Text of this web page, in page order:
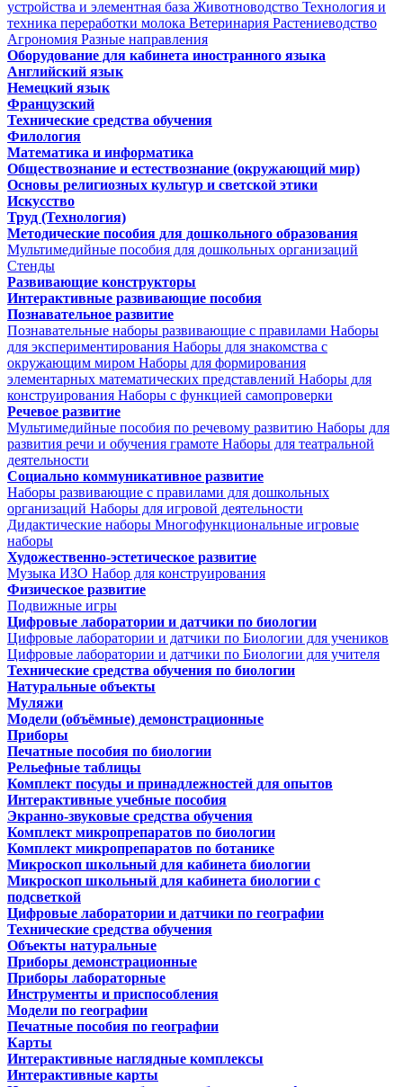
устройства и элементная база Животноводство Технология и
техника переработки молока Ветеринария Растениеводство
Агрономия Разные направления
Оборудование для кабинета иностранного языка
Английский язык
Немецкий язык
Французский
Технические средства обучения
Филология
Математика и информатика
Обществознание и естествознание (окружающий мир)
Основы религиозных культур и светской этики
Искусство
Труд (Технология)
Методические пособия для дошкольного образования
Мультимедийные пособия для дошкольных организаций
Стенды
Развивающие конструкторы
Интерактивные развивающие пособия
Познавательное развитие
Познавательные наборы развивающие с правилами Наборы
для экспериментирования Наборы для знакомства с
окружающим миром Наборы для формирования
элементарных математических представлений Наборы для
конструирования Наборы с функцией самопроверки
Речевое развитие
Мультимедийные пособия по речевому развитию Наборы для
развития речи и обучения грамоте Наборы для театральной
деятельности
Социально коммуникативное развитие
Наборы развивающие с правилами для дошкольных
организаций Наборы для игровой деятельности
Дидактические наборы Многофункциональные игровые
наборы
Художественно-эстетическое развитие
Музыка ИЗО Набор для конструирования
Физическое развитие
Подвижные игры
Цифровые лаборатории и датчики по биологии
Цифровые лаборатории и датчики по Биологии для учеников
Цифровые лаборатории и датчики по Биологии для учителя
Технические средства обучения по биологии
Натуральные объекты
Муляжи
Модели (объёмные) демонстрационные
Приборы
Печатные пособия по биологии
Рельефные таблицы
Комплект посуды и принадлежностей для опытов
Интерактивные учебные пособия
Экранно-звуковые средства обучения
Комплект микропрепаратов по биологии
Комплект микропрепаратов по ботанике
Микроскоп школьный для кабинета биологии
Микроскоп школьный для кабинета биологии с
подсветкой
Цифровые лаборатории и датчики по географии
Технические средства обучения
Объекты натуральные
Приборы демонстрационные
Приборы лабораторные
Инструменты и приспособления
Модели по географии
Печатные пособия по географии
Карты
Интерактивные наглядные комплексы
Интерактивные карты